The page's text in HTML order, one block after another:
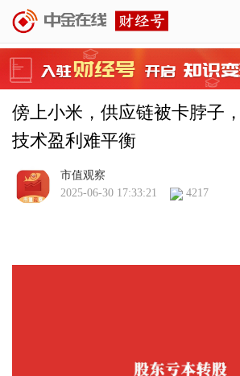
傍上小米，供应链被卡脖子
技术盈利难平衡
市值观察
2025-06-30 17:33:21
4217